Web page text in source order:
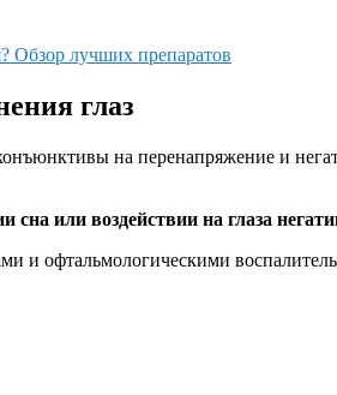
Обзор лучших препаратов
глаз
на перенапряжение и
сна или воздействии на глаза
и офтальмологическими